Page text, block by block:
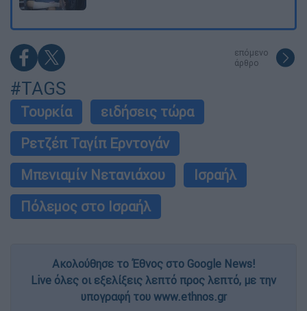
επόμενο
άρθρο
#TAGS
Τουρκία
ειδήσεις τώρα
Ρετζέπ Ταγίπ Ερντογάν
Μπενιαμίν Νετανιάχου
Ισραήλ
Πόλεμος στο Ισραήλ
Ακολούθησε το Έθνος στο Google News!
Live όλες οι εξελίξεις λεπτό προς λεπτό, με την
υπογραφή του www.ethnos.gr